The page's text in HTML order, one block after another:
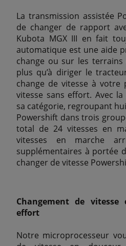
La transmission assistée
de changer de rapport
Kubota MGX III en fait
automatique est une aide
change ou sur les terrains
plus qu’à diriger le
change de vitesse à votre
vitesse sans effort. Avec
sa catégorie, regroupant
Powershift dans trois
total de 24 vitesses en
vitesses en marche
supplémentaires à portée
changer de vitesse
Changement de
effort
Notre microprocesseur